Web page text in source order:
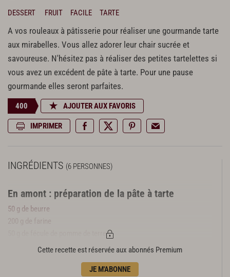
DESSERT
FRUIT FACILE TARTE
A vos rouleaux à pâtisserie pour réaliser une gourmande tarte
aux mirabelles. Vous allez adorer leur chair sucrée et
savoureuse. N'hésitez pas à réaliser des petites tartelettes si
vous avez un excédent de pâte à tarte. Pour une pause
gourmande elles seront parfaites.
400 AJOUTER AUX FAVORIS
IMPRIMER
INGRÉDIENTS (6 PERSONNES)
En amont : préparation de la pâte à tarte
50 g de beurre
200 g de farine
2 pincées de selCette recette est réservée aux abonnés Premium
JE M'ABONNE